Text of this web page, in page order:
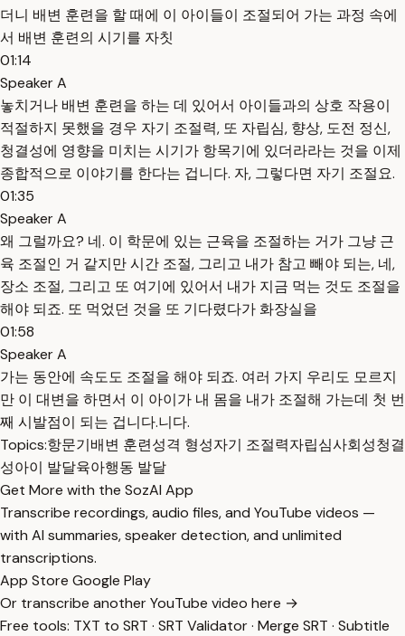
더니 배변 훈련을 할 때에 이 아이들이 조절되어 가는 과정 속에
서 배변 훈련의 시기를 자칫
01:14
Speaker A
놓치거나 배변 훈련을 하는 데 있어서 아이들과의 상호 작용이
적절하지 못했을 경우 자기 조절력, 또 자립심, 향상, 도전 정신,
청결성에 영향을 미치는 시기가 항목기에 있더라라는 것을 이제
종합적으로 이야기를 한다는 겁니다. 자, 그렇다면 자기 조절요.
01:35
Speaker A
왜 그럴까요? 네. 이 학문에 있는 근육을 조절하는 거가 그냥 근
육 조절인 거 같지만 시간 조절, 그리고 내가 참고 빼야 되는, 네,
장소 조절, 그리고 또 여기에 있어서 내가 지금 먹는 것도 조절을
해야 되죠. 또 먹었던 것을 또 기다렸다가 화장실을
01:58
Speaker A
가는 동안에 속도도 조절을 해야 되죠. 여러 가지 우리도 모르지
만 이 대변을 하면서 이 아이가 내 몸을 내가 조절해 가는데 첫 번
째 시발점이 되는 겁니다.니다.
Topics:항문기배변 훈련성격 형성자기 조절력자립심사회성청결
성아이 발달육아행동 발달
Get More with the SozAI App
Transcribe recordings, audio files, and YouTube videos —
with AI summaries, speaker detection, and unlimited
transcriptions.
App Store Google Play
Or transcribe another YouTube video here →
Free tools: TXT to SRT · SRT Validator· Merge SRT · Subtitle